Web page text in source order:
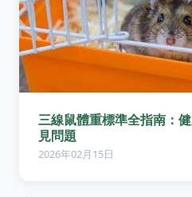
三線鼠體重標準全指南：
見問題
2026年02月15日